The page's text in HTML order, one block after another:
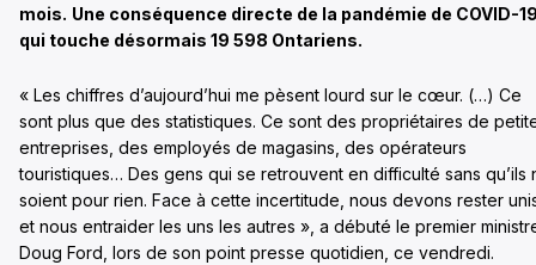
mois. Une conséquence directe de la pandémie de COVID-
qui touche désormais 19 598 Ontariens.
« Les chiffres d’aujourd’hui me pèsent lourd sur le cœur. (…) Ce
sont plus que des statistiques. Ce sont des propriétaires de
entreprises, des employés de magasins, des opérateurs
touristiques… Des gens qui se retrouvent en difficulté sans qu’ils
soient pour rien. Face à cette incertitude, nous devons rester
et nous entraider les uns les autres », a débuté le premier
Doug Ford, lors de son point presse quotidien, ce vendredi.